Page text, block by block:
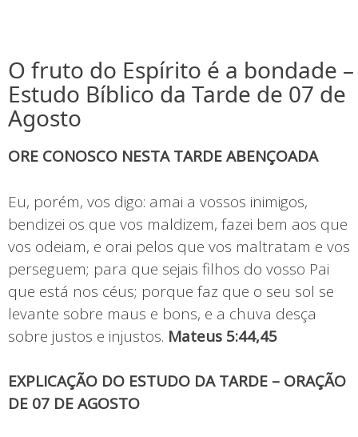
O fruto do Espírito é a bondade –
Estudo Bíblico da Tarde de 07 de
Agosto
ORE CONOSCO NESTA TARDE ABENÇOADA
Eu, porém, vos digo: amai a vossos inimigos,
bendizei os que vos maldizem, fazei bem aos que
vos odeiam, e orai pelos que vos maltratam e vos
perseguem; para que sejais filhos do vosso Pai
que está nos céus; porque faz que o seu sol se
levante sobre maus e bons, e a chuva desça
sobre justos e injustos. Mateus 5:44,45
EXPLICAÇÃO DO ESTUDO DA TARDE – ORAÇÃO
DE 07 DE AGOSTO